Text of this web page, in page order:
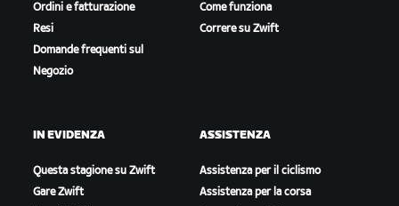
Ordini e fatturazione
Resi
Domande frequenti sul
Negozio
Come funziona
Correre su Zwift
IN EVIDENZA
Questa stagione su Zwift
Gare Zwift
ASSISTENZA
Assistenza per il ciclismo
Assistenza per la corsa